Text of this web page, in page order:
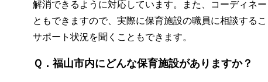
解消できるように対応しています。また、コーディネ
ともできますので、実際に保育施設の職員に相談する
サポート状況を聞くこともできます。
Ｑ．福山市内にどんな保育施設がありますか？